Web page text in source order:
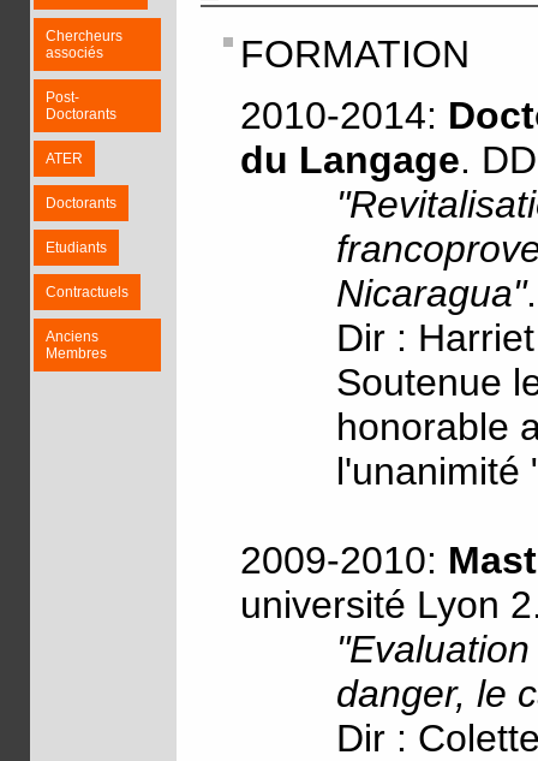
Chercheurs
associés
Post-
Doctorants
ATER
Doctorants
Etudiants
Contractuels
Anciens
Membres
FORMATION
2010-2014:
du Langage.
Nicaragua".
Dir :
Soutenue
honorable
l'unanimité
2009-2010:
université Lyon
danger, le
Dir :